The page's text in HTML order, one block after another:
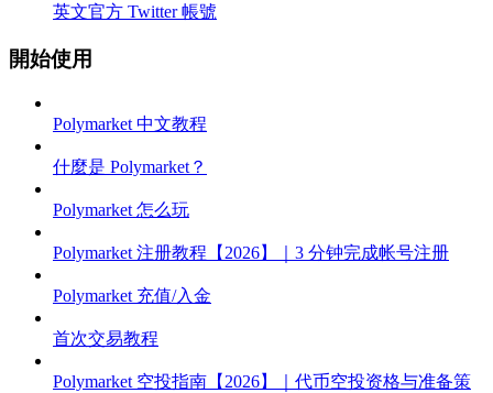
英文官方 Twitter 帳號
開始使用
Polymarket 中文教程
什麼是 Polymarket？
Polymarket 怎么玩
Polymarket 注册教程【2026】｜3 分钟完成帐号注册
Polymarket 充值/入金
首次交易教程
Polymarket 空投指南【2026】｜代币空投资格与准备策